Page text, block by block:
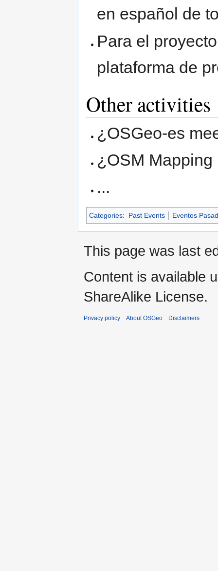
en español de
Para el
plataforma de
Other activities
¿OSGeo-es
¿OSM Mapping
...
Categories: Past Events Eventos
This page was last
Content is available
ShareAlike License.
Privacy policy About OSGeo Disclaimers